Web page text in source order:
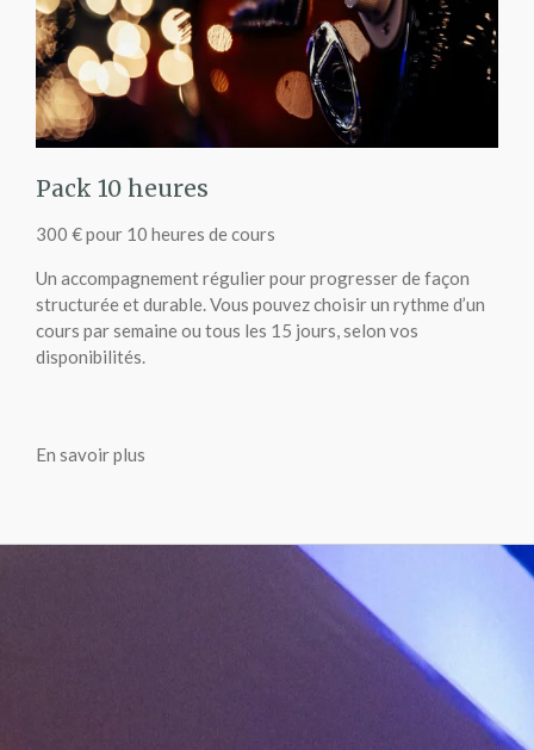
Pack 10 heures
300 € pour 10 heures de cours
Un accompagnement régulier pour progresser de façon
structurée et durable. Vous pouvez choisir un rythme d’un
cours par semaine ou tous les 15 jours, selon vos
disponibilités.
En savoir plus